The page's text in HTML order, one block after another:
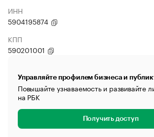
ИНН
5904195874
КПП
590201001
Управляйте профилем бизнеса и
Повышайте узнаваемость и развивайте
на РБК
Получить доступ